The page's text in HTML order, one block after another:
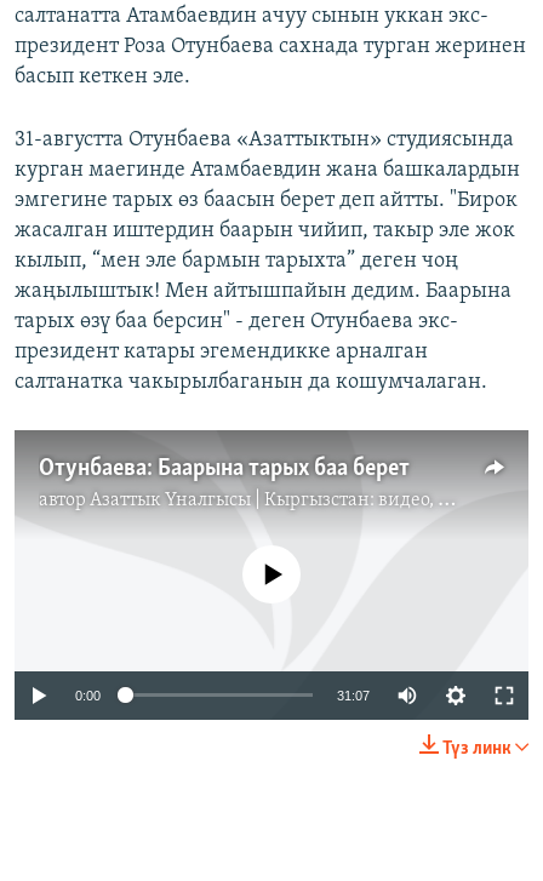
салтанатта Атамбаевдин ачуу сынын уккан экс-
президент Роза Отунбаева сахнада турган жеринен
басып кеткен эле.
31-августта Отунбаева «Азаттыктын» студиясында
курган маегинде Атамбаевдин жана башкалардын
эмгегине тарых өз баасын берет деп айтты. ​"Бирок
жасалган иштердин баарын чийип, такыр эле жок
кылып, “мен эле бармын тарыхта” деген чоң
жаңылыштык! Мен айтышпайын дедим. Баарына
тарых өзү баа берсин" - деген Отунбаева экс-
президент катары эгемендикке арналган
салтанатка чакырылбаганын да кошумчалаган.
Отунбаева: Баарына тарых баа берет
автор Азаттык Үналгысы | Кыргызстан: видео, фото, кабарлар
No media source currently available
0:00 31:07
Түз линк